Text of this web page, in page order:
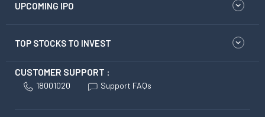
UPCOMING IPO
TOP STOCKS TO INVEST
CUSTOMER SUPPORT :
18001020 Support FAQs